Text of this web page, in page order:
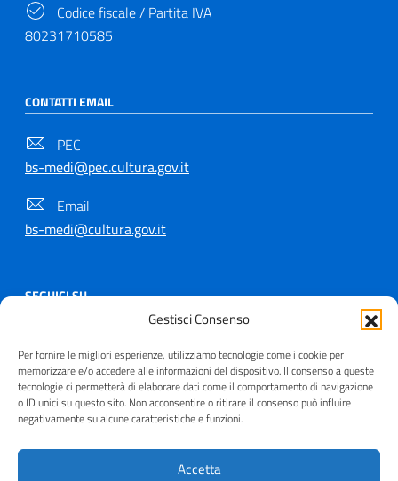
Gestisci Consenso
Per fornire le migliori esperienze, utilizziamo tecnologie come i cookie per
memorizzare e/o accedere alle informazioni del dispositivo. Il consenso a queste
tecnologie ci permetterà di elaborare dati come il comportamento di navigazione
o ID unici su questo sito. Non acconsentire o ritirare il consenso può influire
negativamente su alcune caratteristiche e funzioni.
Accetta
Codice fiscale / Partita IVA
80231710585
CONTATTI EMAIL
PEC
bs-medi@pec.cultura.gov.it
Email
bs-medi@cultura.gov.it
SEGUICI SU
Copyright © 2021 - 2026
Useful Links Section
Privacy | Cookie policy | Contatti |